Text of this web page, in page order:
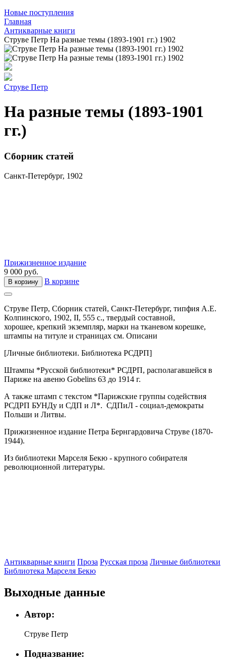
Новые поступления
Главная
Антикварные книги
Струве Петр На разные темы (1893-1901 гг.) 1902
Струве Петр
На разные темы (1893-1901
гг.)
Сборник статей
Санкт-Петербург, 1902
Прижизненное издание
9 000 руб.
В корзину В корзине
Струве Петр, Сборник статей, Санкт-Петербург, типфия А.Е.
Колпинского, 1902, II, 555 с., твердый составной,
хорошее, крепкий экземпляр, марки на тканевом корешке,
штампы на титуле и страницах см. Описани
[Личные библиотеки. Библиотека РСДРП]
Штампы *Русской библиотеки* РСДРП, располагавшейся в
Париже на авеню Gobelins 63 до 1914 г.
А также штамп с текстом *Парижские группы содействия
РСДРП БУНДу и СДП и Л*. СДПиЛ - социал-демократы
Польши и Литвы.
Прижизненное издание Петра Бернгардовича Струве (1870-
1944).
Из библиотеки Марселя Бекю - крупного собирателя
революционной литературы.
Антикварные книги Проза Русская проза Личные библиотеки
Библиотека Марселя Бекю
Выходные данные
Автор:
Струве Петр
Подназвание: